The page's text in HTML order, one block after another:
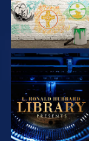
EXPLORA LAS
SERIES